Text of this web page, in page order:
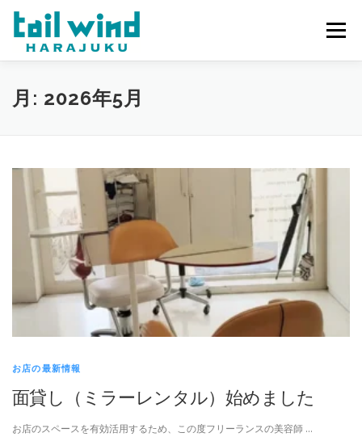
メニュー
ホーム ご予約
月: 2026年5月
お店の最新情報
面貸し（ミラーレンタル）始めました
お店のスペースを有効活用するため、この度フリーランスの美容師 …